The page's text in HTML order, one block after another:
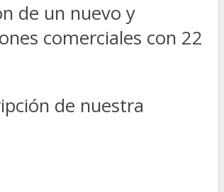
de un nuevo y
comerciales con 22
de nuestra